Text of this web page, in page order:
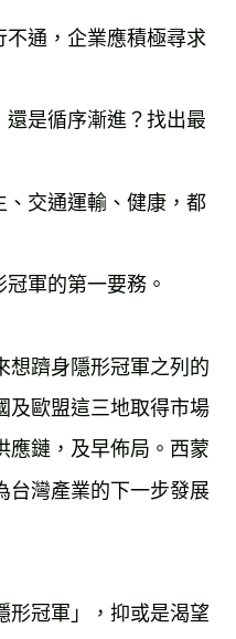
通，企業應積極尋求
是循序漸進？找出最
交通運輸、健康，都
軍的第一要務。
想躋身隱形冠軍之列的
及歐盟這三地取得市場
應鏈，及早佈局。西蒙
台灣產業的下一步發展
形冠軍」，抑或是渴望